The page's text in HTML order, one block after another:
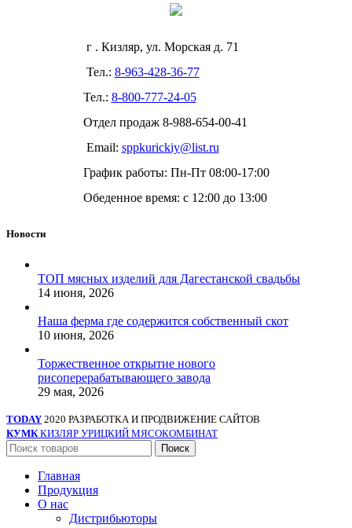
г . Кизляр, ул. Морская д. 71
Тел.: 8-963-428-36-77
Тел.: 8-800-777-24-05
Отдел продаж 8-988-654-00-41
Email: sppkurickiy@list.ru
График работы: Пн-Пт 08:00-17:00
Обеденное время: с 12:00 до 13:00
Новости
ТОП мясных изделий для Дагестанской свадьбы
14 июня, 2026
Наша ферма где содержится собственный скот
10 июня, 2026
Торжественное открытие нового
рисоперерабатывающего завода
29 мая, 2026
TODAY 2020 РАЗРАБОТКА И ПРОДВИЖЕНИЕ САЙТОВ
КУМК КИЗЛЯР УРИЦКИЙ МЯСОКОМБИНАТ
Поиск
Главная
Продукция
О нас
Дистрибьюторы